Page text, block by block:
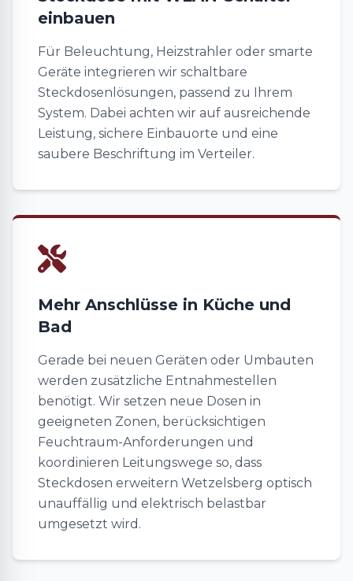
einbauen
Für Beleuchtung, Heizstrahler oder smarte
Geräte integrieren wir schaltbare
Steckdosenlösungen, passend zu Ihrem
System. Dabei achten wir auf ausreichende
Leistung, sichere Einbauorte und eine
saubere Beschriftung im Verteiler.
Mehr Anschlüsse in Küche und
Bad
Gerade bei neuen Geräten oder Umbauten
werden zusätzliche Entnahmestellen
benötigt. Wir setzen neue Dosen in
geeigneten Zonen, berücksichtigen
Feuchtraum-Anforderungen und
koordinieren Leitungswege so, dass
Steckdosen erweitern Wetzelsberg optisch
unauffällig und elektrisch belastbar
umgesetzt wird.